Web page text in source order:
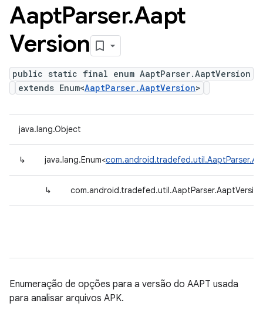
AaptParser.Aapt
Version
public static final enum AaptParser.AaptVersion
extends Enum<AaptParser.AaptVersion>
java.lang.Object
↳ java.lang.Enum<
↳ com.android.tradefed.util.AaptParser.AaptVersion
Enumeração de opções para a versão do AAPT usada
para analisar arquivos APK.